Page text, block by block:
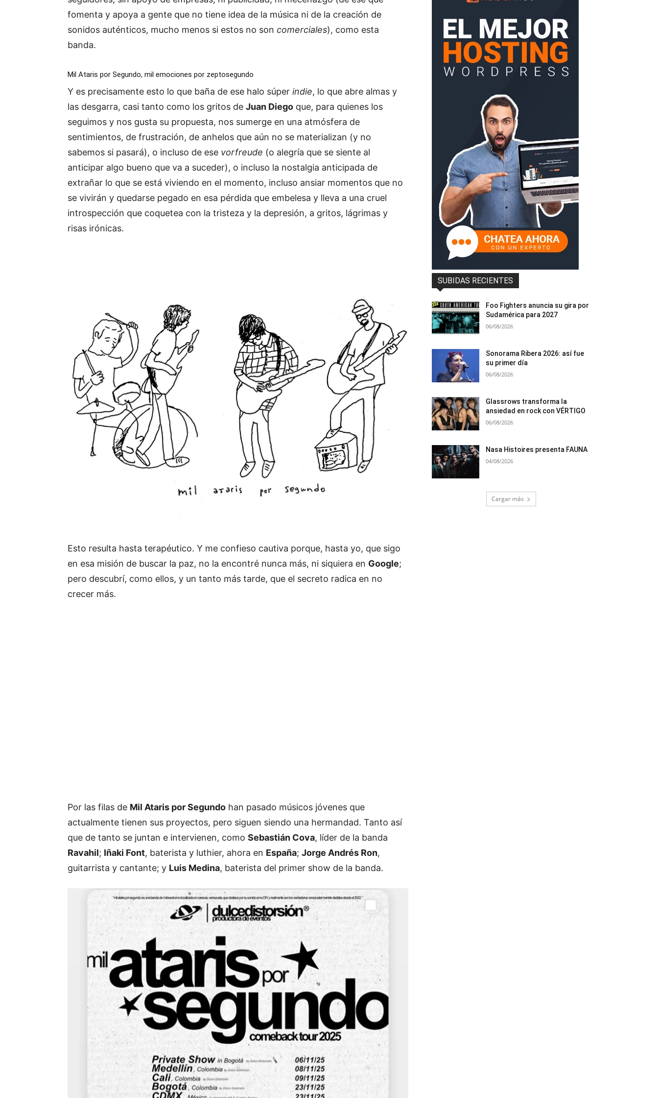
fomenta y apoya a gente que no tiene idea de la música ni de la creación de
sonidos auténticos, mucho menos si estos no son comerciales), como esta
banda.
Mil Ataris por Segundo, mil emociones por zeptosegundo
Y es precisamente esto lo que baña de ese halo súper indie, lo que abre almas y
las desgarra, casi tanto como los gritos de Juan Diego que, para quienes los
seguimos y nos gusta su propuesta, nos sumerge en una atmósfera de
sentimientos, de frustración, de anhelos que aún no se materializan (y no
sabemos si pasará), o incluso de ese vorfreude (o alegría que se siente al
anticipar algo bueno que va a suceder), o incluso la nostalgia anticipada de
extrañar lo que se está viviendo en el momento, incluso ansiar momentos que no
se vivirán y quedarse pegado en esa pérdida que embelesa y lleva a una cruel
introspección que coquetea con la tristeza y la depresión, a gritos, lágrimas y
risas irónicas.
Esto resulta hasta terapéutico. Y me confieso cautiva porque, hasta yo, que sigo
en esa misión de buscar la paz, no la encontré nunca más, ni siquiera en Google;
pero descubrí, como ellos, y un tanto más tarde, que el secreto radica en no
crecer más.
Por las filas de Mil Ataris por Segundo han pasado músicos jóvenes que
actualmente tienen sus proyectos, pero siguen siendo una hermandad. Tanto así
que de tanto se juntan e intervienen, como Sebastián Cova, líder de la banda
Ravahil; Iñaki Font, baterista y luthier, ahora en España; Jorge Andrés Ron,
guitarrista y cantante; y Luis Medina, baterista del primer show de la banda.
SUBIDAS RECIENTES
Foo Fighters anuncia su gira por
Sudamérica para 2027
06/08/2026
Sonorama Ribera 2026: así fue
su primer día
06/08/2026
Glassrows transforma la
ansiedad en rock con VÉRTIGO
06/08/2026
Nasa Histoires presenta FAUNA
04/08/2026
Cargar más